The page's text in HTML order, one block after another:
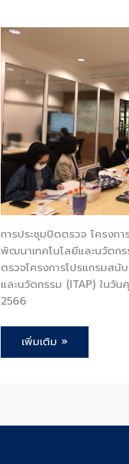
การประชุมปิดตรวจ โครงก
พัฒนาเทคโนโลยีและนวัตก
ตรวจโครงการโปรแกรมส
และนวัตกรรม (ITAP) ในวั
2566
เพิ่มเติม »